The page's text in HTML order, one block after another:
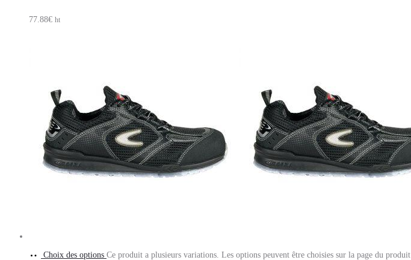
77.88€ ht
Choix des options Ce produit a plusieurs variations. Les options peuvent être choisies sur la page du produit